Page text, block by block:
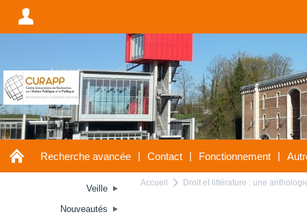
A
A Recherche avancée | Contact | Fonctionnement |
Veille
Nouveautés
Accueil a Droit et littérature : une